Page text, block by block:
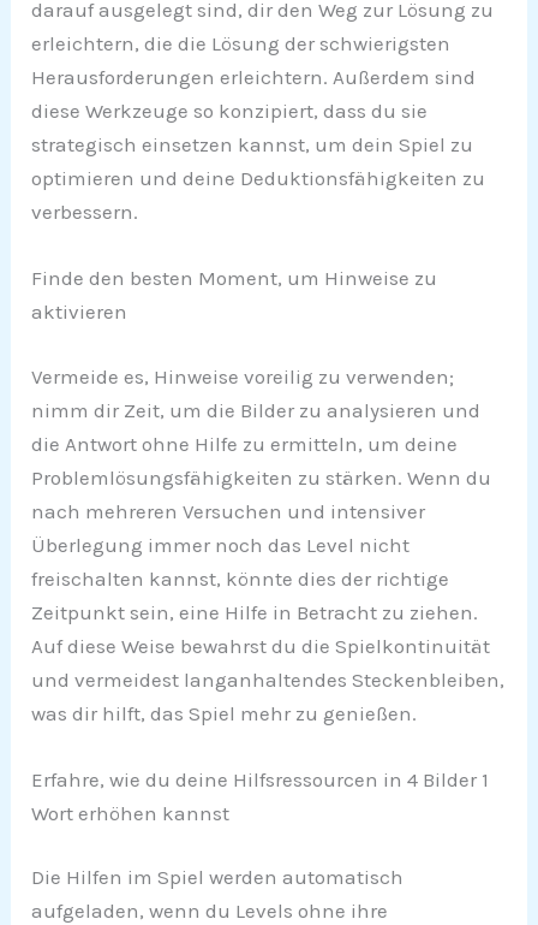
darauf ausgelegt sind, dir den Weg zur Lösung zu
erleichtern, die die Lösung der schwierigsten
Herausforderungen erleichtern. Außerdem sind
diese Werkzeuge so konzipiert, dass du sie
strategisch einsetzen kannst, um dein Spiel zu
optimieren und deine Deduktionsfähigkeiten zu
verbessern.
Finde den besten Moment, um Hinweise zu
aktivieren
Vermeide es, Hinweise voreilig zu verwenden;
nimm dir Zeit, um die Bilder zu analysieren und
die Antwort ohne Hilfe zu ermitteln, um deine
Problemlösungsfähigkeiten zu stärken. Wenn du
nach mehreren Versuchen und intensiver
Überlegung immer noch das Level nicht
freischalten kannst, könnte dies der richtige
Zeitpunkt sein, eine Hilfe in Betracht zu ziehen.
Auf diese Weise bewahrst du die Spielkontinuität
und vermeidest langanhaltendes Steckenbleiben,
was dir hilft, das Spiel mehr zu genießen.
Erfahre, wie du deine Hilfsressourcen in 4 Bilder 1
Wort erhöhen kannst
Die Hilfen im Spiel werden automatisch
aufgeladen, wenn du Levels ohne ihre